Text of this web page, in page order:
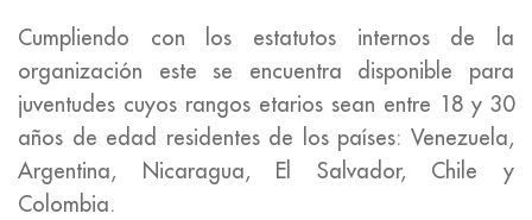
Cumpliendo con los estatutos internos de la
organización este se encuentra disponible para
juventudes cuyos rangos etarios sean entre 18 y 30
años de edad residentes de los países: Venezuela,
Argentina, Nicaragua, El Salvador, Chile y
Colombia.